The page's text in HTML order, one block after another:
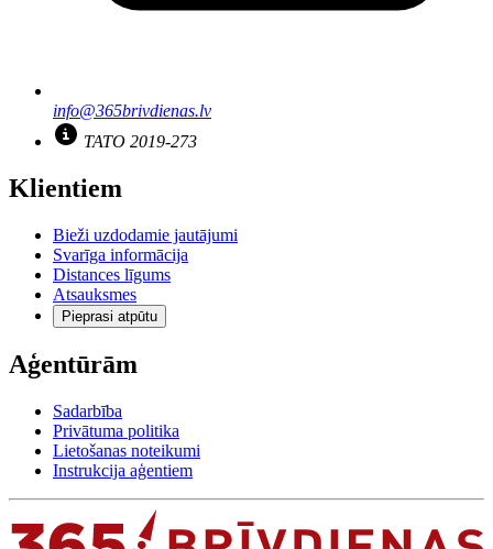
info@365brivdienas.lv
TATO 2019-273
Klientiem
Bieži uzdodamie jautājumi
Svarīga informācija
Distances līgums
Atsauksmes
Pieprasi atpūtu
Aģentūrām
Sadarbība
Privātuma politika
Lietošanas noteikumi
Instrukcija aģentiem